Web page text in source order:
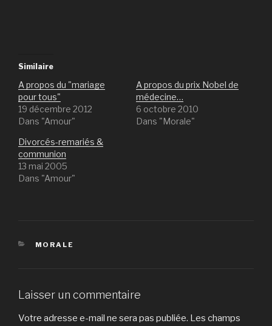
Similaire
A propos du "mariage
pour tous"
19 décembre 2012
Dans "Amour"
A propos du prix Nobel de
médecine…
6 octobre 2010
Dans "Morale"
Divorcés-remariés &
communion
13 mai 2005
Dans "Amour"
CATÉGORIES
MORALE
Laisser un commentaire
Votre adresse e-mail ne sera pas publiée. Les champs